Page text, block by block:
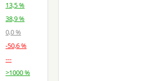
13,5 %
38,9 %
0,0 %
-50,6 %
---
>1000 %